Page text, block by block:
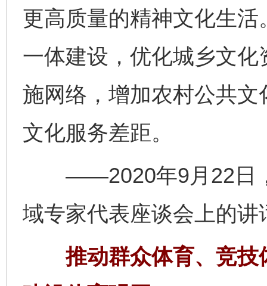
更高质量的精神文化生
一体建设，优化城乡文
施网络，增加农村公共
文化服务差距。
——2020年9月22日，
域专家代表座谈会上的讲
推动群众体育、竞技